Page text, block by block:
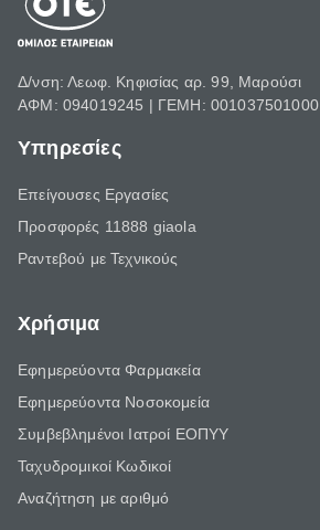
Δ/νση: Λεωφ. Κηφισίας αρ. 99, Μαρούσι
ΑΦΜ: 094019245 | ΓΕΜΗ: 001037501000
Υπηρεσίες
Επείγουσες Εργασίες
Προσφορές 11888 giaola
Ραντεβού με Τεχνικούς
Χρήσιμα
Εφημερεύοντα Φαρμακεία
Εφημερεύοντα Νοσοκομεία
Συμβεβλημένοι Ιατροί ΕΟΠΥΥ
Ταχυδρομικοί Κωδικοί
Αναζήτηση με αριθμό